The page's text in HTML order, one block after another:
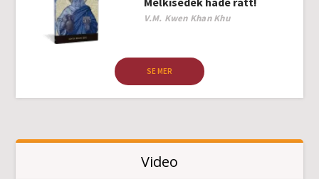
Author
V.M. Kwen Khan Khu
SE MER
Video